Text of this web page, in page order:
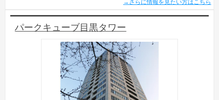
→さらに情報を見たい方はこちら
パークキューブ目黒タワー